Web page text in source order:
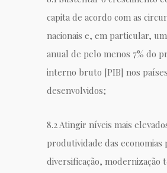
capita de acordo com as
nacionais e, em particular,
anual de pelo menos 7% do
interno bruto [PIB] nos
desenvolvidos;
8.2 Atingir níveis mais
produtividade das economias
diversificação, modernização